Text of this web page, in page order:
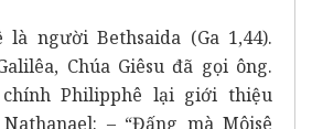
là người Bethsaida (Ga 1,44).
Chúa Giêsu đã gọi ông.
Philipphê lại giới thiệu
– “Đấng mà Môisê